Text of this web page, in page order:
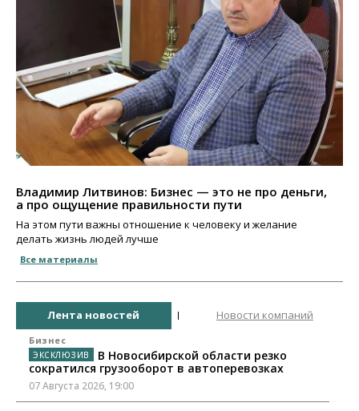
Владимир Литвинов: Бизнес — это не про деньги,
а про ощущение правильности пути
На этом пути важны отношение к человеку и желание
делать жизнь людей лучше
Все материалы
Лента новостей Новости компаний
Бизнес
В Новосибирской области резко
сократился грузооборот в автоперевозках
07 Августа 2026, 19:00